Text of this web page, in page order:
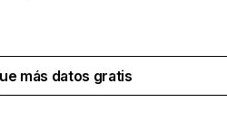
más datos gratis